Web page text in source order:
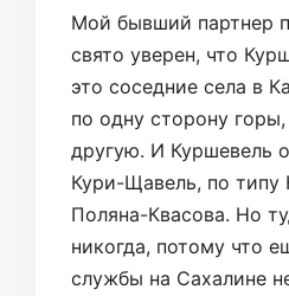
Мой бывший партнер
свято уверен, что
это соседние села в
по одну сторону
другую. И Куршевель
Кури-Щавель, по типу
Поляна-Квасова. Но
никогда, потому что
службы на Сахалине